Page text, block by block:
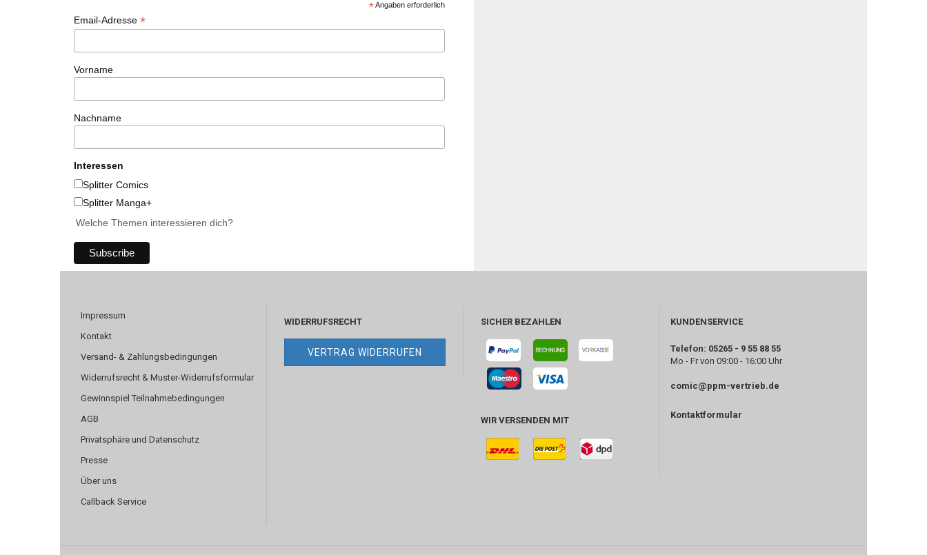
*Angaben erforderlich
Email-Adresse *
Vorname
Nachname
Interessen
Splitter Comics
Splitter Manga+
Welche Themen interessieren dich?
Impressum
Kontakt
Versand- & Zahlungsbedingungen
Widerrufsrecht & Muster-Widerrufsformular
Gewinnspiel Teilnahmebedingungen
AGB
Privatsphäre und Datenschutz
Presse
Über uns
Callback Service
WIDERRUFSRECHT
VERTRAG WIDERRUFEN
SICHER BEZAHLEN
WIR VERSENDEN MIT
KUNDENSERVICE
Telefon: 05265 - 9 55 88 55
Mo - Fr von 09:00 - 16:00 Uhr
comic@ppm-vertrieb.de
Kontaktformular